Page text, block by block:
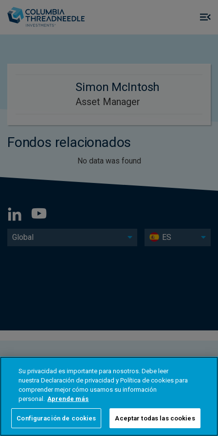
Simon McIntosh
Asset Manager
Fondos relacionados
No data was found
Global ES
Su privacidad es importante para nosotros. Debe leer
nuestra Declaración de privacidad y Política de cookies para
comprender mejor cómo usamos su información
personal. Aprende más
Configuración de cookies Aceptar todas las cookies